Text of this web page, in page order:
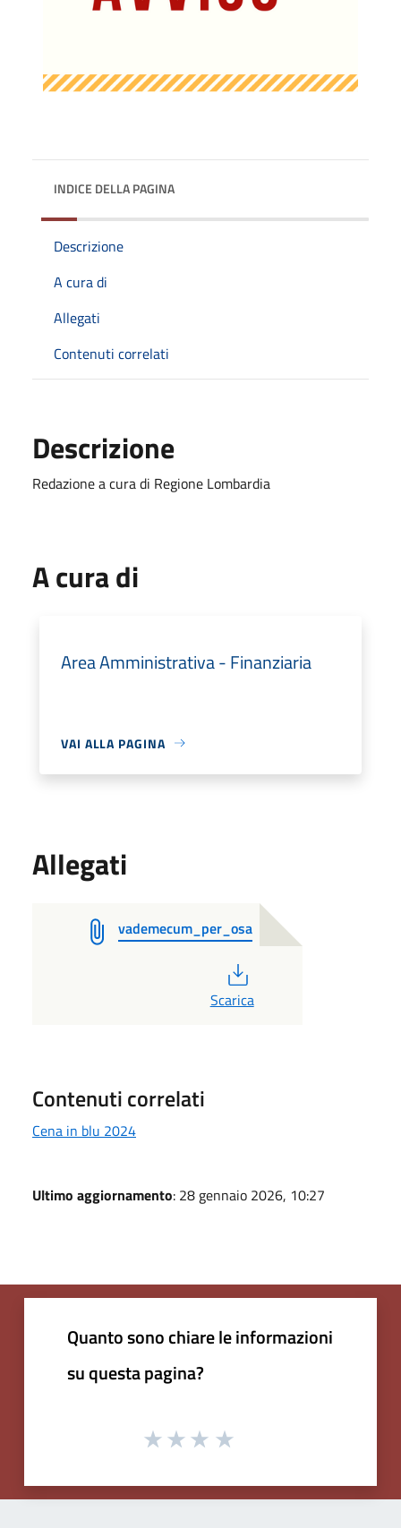
INDICE DELLA PAGINA
Descrizione
A cura di
Allegati
Contenuti correlati
Descrizione
Redazione a cura di Regione Lombardia
A cura di
Area Amministrativa - Finanziaria
VAI ALLA PAGINA
Allegati
vademecum_per_osa
Scarica
Contenuti correlati
Cena in blu 2024
Ultimo aggiornamento: 28 gennaio 2026, 10:27
Quanto sono chiare le informazioni
su questa pagina?